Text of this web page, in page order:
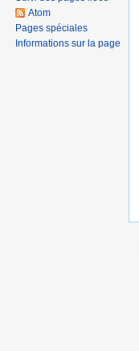
Atom
Pages spéciales
Informations sur la page